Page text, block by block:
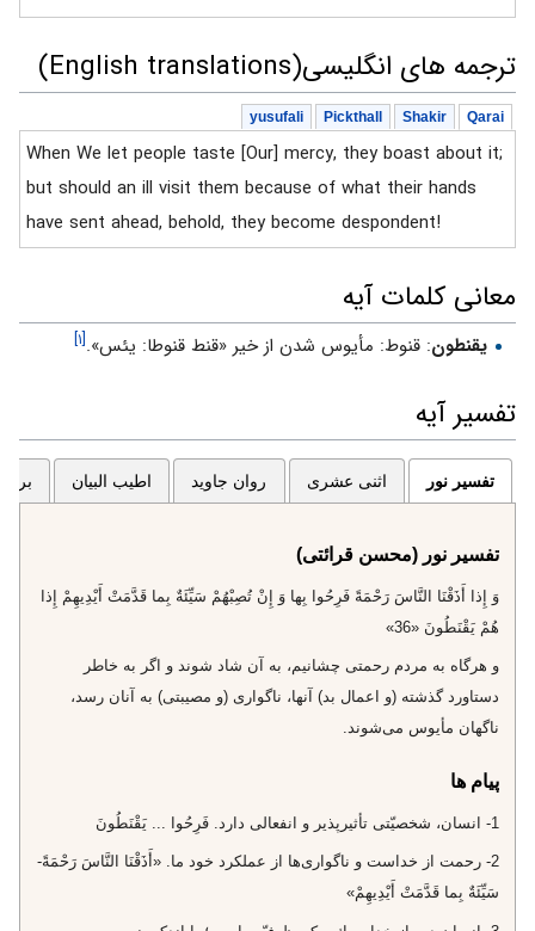
ترجمه های انگلیسی(English translations)
Qarai
Shakir
Pickthall
yusufali
When We let people taste [Our] mercy, they boast about it;
but should an ill visit them because of what their hands
have sent ahead, behold, they become despondent!
معانی کلمات آیه
يقنطون: قنوط: مأيوس شدن از خير «قنط قنوطا: يئس».[۱]
تفسیر آیه
تفسیر نور اثنی عشری روان جاوید اطیب البیان
تفسیر نور (محسن قرائتی)
وَ إِذا أَذَقْنَا النَّاسَ رَحْمَةً فَرِحُوا بِها وَ إِنْ تُصِبْهُمْ سَيِّئَةٌ بِما قَدَّمَتْ أَيْدِيهِمْ إِذا
هُمْ يَقْنَطُونَ «36»
و هرگاه به مردم رحمتى چشانيم، به آن شاد شوند و اگر به خاطر
دستاورد گذشته (و اعمال بد) آنها، ناگوارى (و مصيبتى) به آنان رسد،
ناگهان مأيوس مى‌شوند.
پیام ها
1- انسان، شخصيّتى تأثيرپذير و انفعالى دارد. فَرِحُوا ... يَقْنَطُونَ‌
2- رحمت از خداست و ناگوارى‌ها از عملكرد خود ما. «أَذَقْنَا النَّاسَ رَحْمَةً-
سَيِّئَةٌ بِما قَدَّمَتْ أَيْدِيهِمْ»